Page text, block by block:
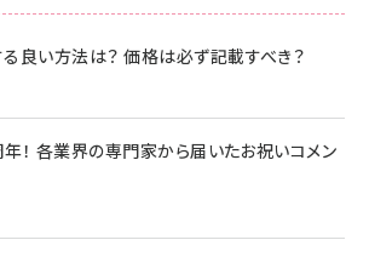
良い方法は？ 価格は必ず記載すべき？
！ 各業界の専門家から届いたお祝いコメン